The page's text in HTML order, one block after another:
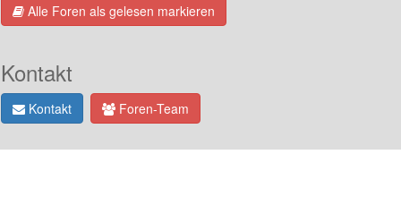
Alle Foren als gelesen markieren
Kontakt
Kontakt Foren-Team